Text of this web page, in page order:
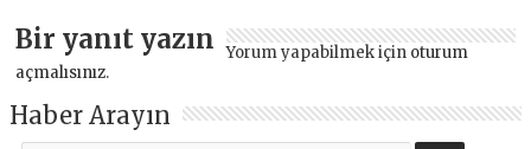
Bir yanıt yazın Yorum yapabilmek için oturum
açmalısınız.
Haber Arayın